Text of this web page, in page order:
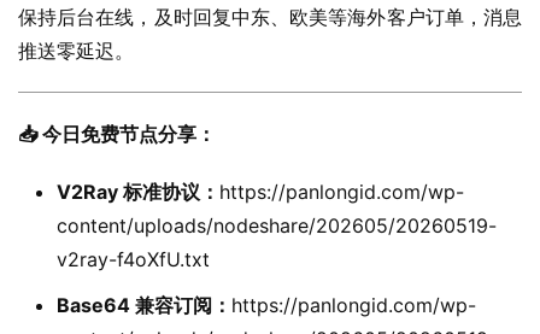
保持后台在线，及时回复中东、欧美等海外客户订单，消息
推送零延迟。
📥 今日免费节点分享：
V2Ray 标准协议： https://panlongid.com/wp-
content/uploads/nodeshare/202605/20260519-
v2ray-f4oXfU.txt
Base64 兼容订阅： https://panlongid.com/wp-